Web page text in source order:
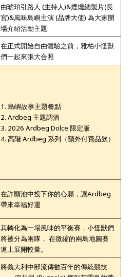
由琥珀引路人 (主持人)&煙燻總製片(長
官)&風味島嶼主演 (品牌大使) 為大家開
場介紹活動主題
在正式開始自由體驗之前，雅柏小怪獸
們一起來張大合照
1. 島嶼故事主題餐點
2. Ardbeg 主題調酒
3. 2026 Ardbeg Dolce 限定版
4. 高階 Ardbeg 系列（額外付費品飲）
在許願池中投下你的心願，讓Ardbeg
帶來幸福好運
其轉化為一場風味的平衡賽，小怪獸們
將被分為兩隊， ​在微縮的兩島地圖賽
道上展開較量。
將義大利中部流傳數百年的傳統競技